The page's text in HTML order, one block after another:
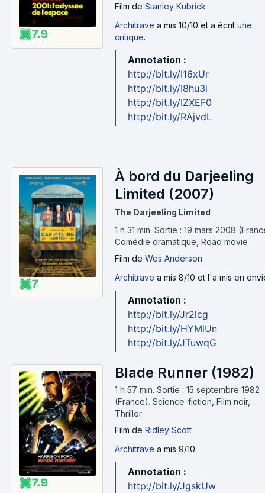
7.9
Film de Stanley Kubrick
Architrave a mis 10/10 et a écrit une
critique.
Annotation :
http://bit.ly/I16xUr
http://bit.ly/I8hu3i
http://bit.ly/IZXEF0
http://bit.ly/RAjvdL
7
À bord du Darjeeling
Limited (2007)
The Darjeeling Limited
1 h 31 min. Sortie : 19 mars 2008
Comédie dramatique, Road movie
Film de Wes Anderson
Architrave a mis 8/10 et l'a mis en
Annotation :
http://bit.ly/Jr2lcg
http://bit.ly/HYMlUn
http://bit.ly/JTuwqG
7.9
Blade Runner (1982)
1 h 57 min. Sortie : 15 septembre 1982
(France). Science-fiction, Film noir,
Thriller
Film de Ridley Scott
Architrave a mis 9/10.
Annotation :
http://bit.ly/JgskUw